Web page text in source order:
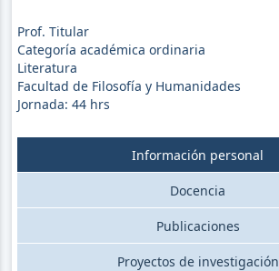
Prof. Titular
Categoría académica ordinaria
Literatura
Facultad de Filosofía y Humanidades
Jornada: 44hrs
Información personal
Docencia
Publicaciones
Proyectos de investigación